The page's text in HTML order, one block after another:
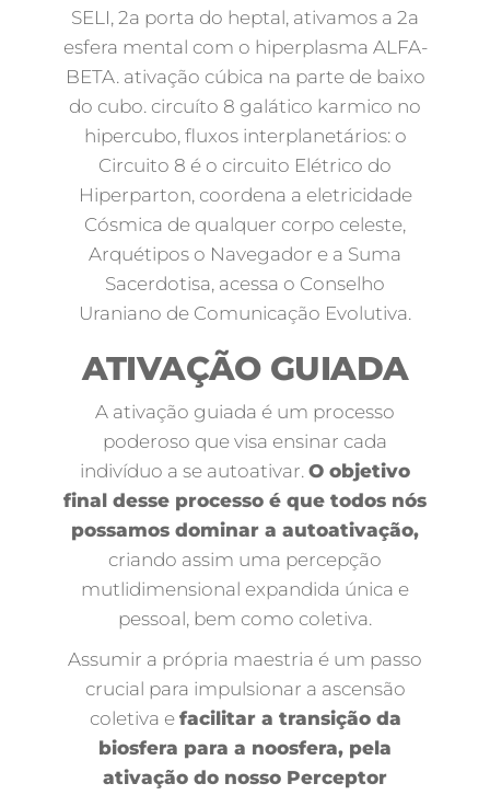
SELI, 2a porta do heptal, ativamos a 2a
esfera mental com o hiperplasma ALFA-
BETA. ativação cúbica na parte de baixo
do cubo. circuíto 8 galático karmico no
hipercubo, fluxos interplanetários: o
Circuito 8 é o circuito Elétrico do
Hiperparton, coordena a eletricidade
Cósmica de qualquer corpo celeste,
Arquétipos o Navegador e a Suma
Sacerdotisa, acessa o Conselho
Uraniano de Comunicação Evolutiva.
ATIVAÇÃO GUIADA
A ativação guiada é um processo
poderoso que visa ensinar cada
indivíduo a se autoativar. O objetivo
final desse processo é que todos nós
possamos dominar a autoativação,
criando assim uma percepção
mutlidimensional expandida única e
pessoal, bem como coletiva.
Assumir a própria maestria é um passo
crucial para impulsionar a ascensão
coletiva e facilitar a transição da
biosfera para a noosfera, pela
ativação do nosso Perceptor